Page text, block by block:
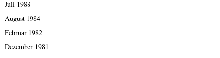
Juli 1988
August 1984
Februar 1982
Dezember 1981